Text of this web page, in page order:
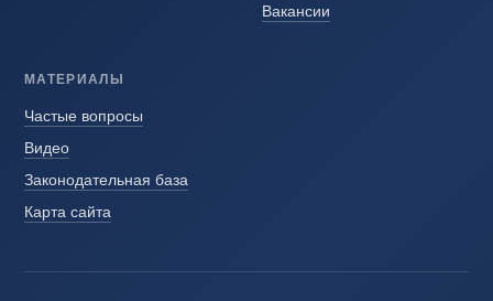
Вакансии
МАТЕРИАЛЫ
Частые вопросы
Видео
Законодательная база
Карта сайта